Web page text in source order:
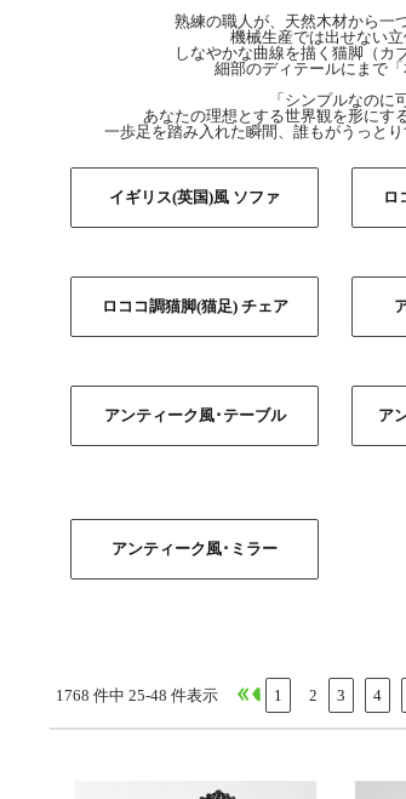
熟練の職人が、天然木材から一
機械生産では出せない
しなやかな曲線を描く猫脚（カ
細部のディテールにまで
「シンプルなのに
あなたの理想とする世界観を形にす
一歩足を踏み入れた瞬間、誰もがうっと
イギリス(英国)風 ソファ ロ
ロココ調猫脚(猫足) チェア
アンティーク風･テーブル ア
アンティーク風･ミラー
1768 件中 25-48 件表示 1 2 3 4